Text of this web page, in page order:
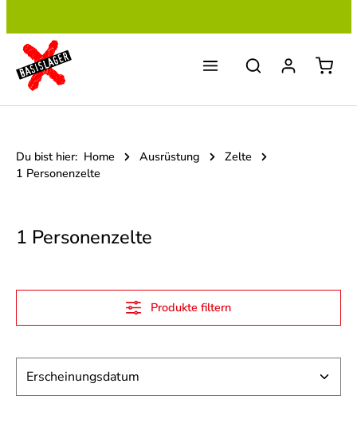
Du bist hier: Home Ausrüstung
Zelte
1 Personenzelte
1 Personenzelte
Produkte filtern